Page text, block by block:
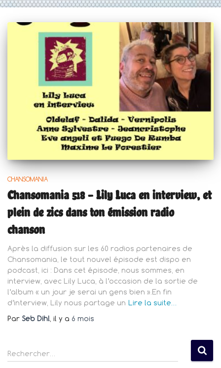
CHANSOMANIA
Chansomania 518 – Lily Luca en interview, et
plein de zics dans ton émission radio
chanson
Après la diffusion sur les 60 radios partenaires de
Chansomania, le tout nouvel épisode est dispo en
podcast, ici : Dans cet épisode, nous sommes, en
interview, avec Lily Luca, à l’occasion de la sortie de
l’album « un jour je serai un gens bien ».En fin
d’interview, Lily nous partage un Lire la suite…
Par Seb Dihl , il y a 6 mois
R
e
Rechercher…